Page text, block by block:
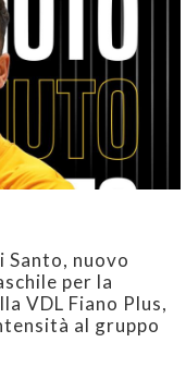
Santo, nuovo
per la
VDL Fiano Plus,
al gruppo